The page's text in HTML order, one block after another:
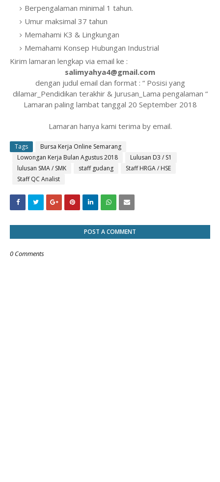
Berpengalaman minimal 1 tahun.
Umur maksimal 37 tahun
Memahami K3 & Lingkungan
Memahami Konsep Hubungan Industrial
Kirim lamaran lengkap via email ke :
salimyahya4@gmail.com
dengan judul email dan format : “ Posisi yang
dilamar_Pendidikan terakhir & Jurusan_Lama pengalaman “
Lamaran paling lambat tanggal 20 September 2018
Lamaran hanya kami terima by email.
Tags
Bursa Kerja Online Semarang
Lowongan Kerja Bulan Agustus 2018
Lulusan D3 / S1
lulusan SMA / SMK
staff gudang
Staff HRGA / HSE
Staff QC Analist
POST A COMMENT
0 Comments